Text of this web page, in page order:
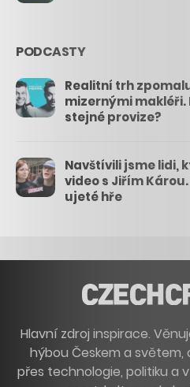
PODCASTY
Realitní trh
mizernými
stejné provize?
Navštívili jsme lidi,
video s Jiřím
ujeté hře
Hlavní zdroj inspirace.
hýbou Českem a
přes technologie, politiku a